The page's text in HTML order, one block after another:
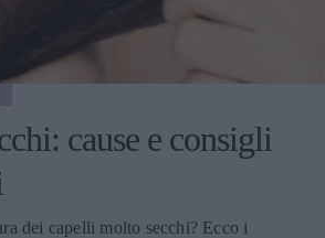
cause e consigli
dei capelli molto secchi? Ecco i